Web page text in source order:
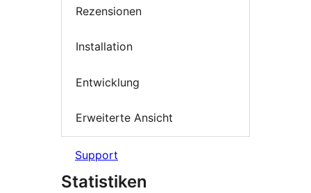
Rezensionen
Installation
Entwicklung
Erweiterte Ansicht
Support
Statistiken